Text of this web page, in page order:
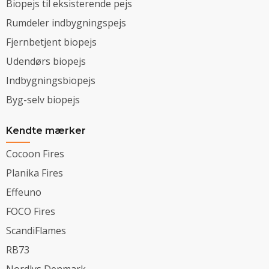
Biopejs til eksisterende pejs
Rumdeler indbygningspejs
Fjernbetjent biopejs
Udendørs biopejs
Indbygningsbiopejs
Byg-selv biopejs
Kendte mærker
Cocoon Fires
Planika Fires
Effeuno
FOCO Fires
ScandiFlames
RB73